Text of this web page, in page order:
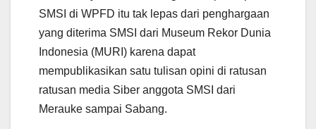
SMSI di WPFD itu tak lepas dari penghargaan
yang diterima SMSI dari Museum Rekor Dunia
Indonesia (MURI) karena dapat
mempublikasikan satu tulisan opini di ratusan
ratusan media Siber anggota SMSI dari
Merauke sampai Sabang.